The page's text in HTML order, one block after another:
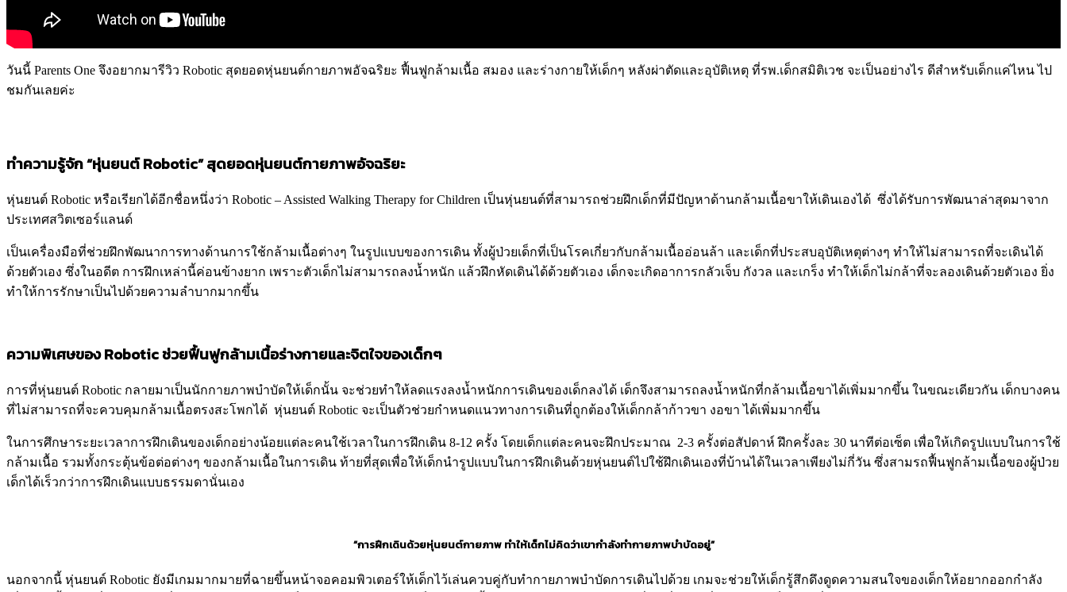
วันนี้ Parents One จึงอยากมารีวิว Robotic สุดยอดหุ่นยนต์กายภาพอัจฉริยะ ฟื้นฟูกล้ามเนื้อ สมอง และร่างกายให้เด็กๆ หลังผ่าตัดและอุบัติเหตุ ที่รพ.เด็กสมิติเวช จะเป็นอย่างไร ดีสำหรับเด็กแค่ไหน ไป
ชมกันเลยค่ะ
ทำความรู้จัก “หุ่นยนต์ Robotic” สุดยอดหุ่นยนต์กายภาพอัจฉริยะ
หุ่นยนต์ Robotic หรือเรียกได้อีกชื่อหนึ่งว่า Robotic – Assisted Walking Therapy for Children เป็นหุ่นยนต์ที่สามารถช่วยฝึกเด็กที่มีปัญหาด้านกล้ามเนื้อขาให้เดินเองได้ ซึ่งได้รับการพัฒนาล่าสุดมาจาก
ประเทศสวิตเซอร์แลนด์
เป็นเครื่องมือที่ช่วยฝึกพัฒนาการทางด้านการใช้กล้ามเนื้อต่างๆ ในรูปแบบของการเดิน ทั้งผู้ป่วยเด็กที่เป็นโรคเกี่ยวกับกล้ามเนื้ออ่อนล้า และเด็กที่ประสบอุบัติเหตุต่างๆ ทำให้ไม่สามารถที่จะเดินได้
ด้วยตัวเอง ซึ่งในอดีต การฝึกเหล่านี้ค่อนข้างยาก เพราะตัวเด็กไม่สามารถลงน้ำหนัก แล้วฝึกหัดเดินได้ด้วยตัวเอง เด็กจะเกิดอาการกลัวเจ็บ กังวล และเกร็ง ทำให้เด็กไม่กล้าที่จะลองเดินด้วยตัวเอง ยิ่ง
ทำให้การรักษาเป็นไปด้วยความลำบากมากขึ้น
ความพิเศษของ Robotic ช่วยฟื้นฟูกล้ามเนื้อร่างกายและจิตใจของเด็กๆ
การที่หุ่นยนต์ Robotic กลายมาเป็นนักกายภาพบำบัดให้เด็กนั้น จะช่วยทำให้ลดแรงลงน้ำหนักการเดินของเด็กลงได้ เด็กจึงสามารถลงน้ำหนักที่กล้ามเนื้อขาได้เพิ่มมากขึ้น ในขณะเดียวกัน เด็กบางคน
ที่ไม่สามารถที่จะควบคุมกล้ามเนื้อตรงสะโพกได้ หุ่นยนต์ Robotic จะเป็นตัวช่วยกำหนดแนวทางการเดินที่ถูกต้องให้เด็กกล้าก้าวขา งอขา ได้เพิ่มมากขึ้น
ในการศึกษาระยะเวลาการฝึกเดินของเด็กอย่างน้อยแต่ละคนใช้เวลาในการฝึกเดิน 8-12 ครั้ง โดยเด็กแต่ละคนจะฝึกประมาณ 2-3 ครั้งต่อสัปดาห์ ฝึกครั้งละ 30 นาทีต่อเซ็ต เพื่อให้เกิดรูปแบบในการใช้
กล้ามเนื้อ รวมทั้งกระตุ้นข้อต่อต่างๆ ของกล้ามเนื้อในการเดิน ท้ายที่สุดเพื่อให้เด็กนำรูปแบบในการฝึกเดินด้วยหุ่นยนต์ไปใช้ฝึกเดินเองที่บ้านได้ในเวลาเพียงไม่กี่วัน ซึ่งสามรถฟื้นฟูกล้ามเนื้อของผู้ป่วย
เด็กได้เร็วกว่าการฝึกเดินแบบธรรมดานั่นเอง
“การฝึกเดินด้วยหุ่นยนต์กายภาพ ทำให้เด็กไม่คิดว่าเขากำลังทำกายภาพบำบัดอยู่”
นอกจากนี้ หุ่นยนต์ Robotic ยังมีเกมมากมายที่ฉายขึ้นหน้าจอคอมพิวเตอร์ให้เด็กไว้เล่นควบคู่กับทำกายภาพบำบัดการเดินไปด้วย เกมจะช่วยให้เด็กรู้สึกดึงดูดความสนใจของเด็กให้อยากออกกำลัง